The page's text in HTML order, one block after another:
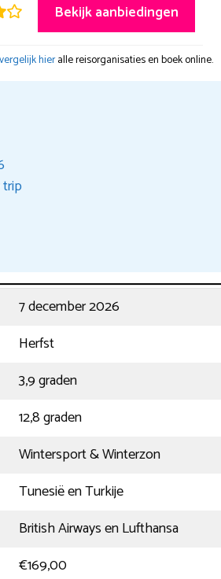
Bekijk aanbiedingen
vergelijk hieralle reisorganisaties en boek online.
7 december 2026
Herfst
3,9 graden
12,8 graden
Wintersport & Winterzon
Tunesië en Turkije
British Airways en Lufthansa
€169,00